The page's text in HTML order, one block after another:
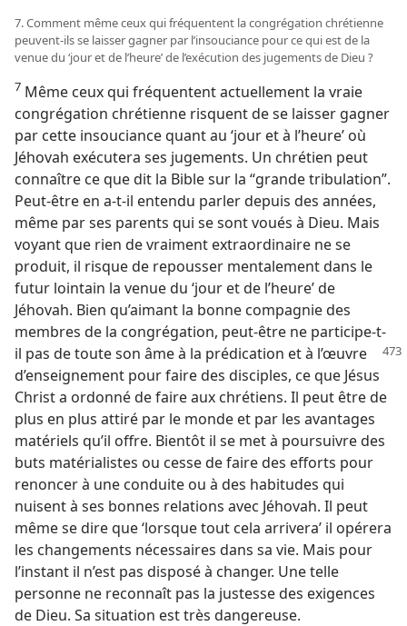
7. Comment même ceux qui fréquentent la congrégation chrétienne
peuvent-​ils se laisser gagner par l’insouciance pour ce qui est de la
venue du ‘jour et de l’heure’ de l’exécution des jugements de Dieu ?
7 Même ceux qui fréquentent actuellement la vraie
congrégation chrétienne risquent de se laisser gagner
par cette insouciance quant au ‘jour et à l’heure’ où
Jéhovah exécutera ses jugements. Un chrétien peut
connaître ce que dit la Bible sur la “grande tribulation”.
Peut-être en a-​t-​il entendu parler depuis des années,
même par ses parents qui se sont voués à Dieu. Mais
voyant que rien de vraiment extraordinaire ne se
produit, il risque de repousser mentalement dans le
futur lointain la venue du ‘jour et de l’heure’ de
Jéhovah. Bien qu’aimant la bonne compagnie des
membres de la congrégation, peut-être ne participe-​t-​
il pas de toute son âme à la prédication et à l’œuvre
d’enseignement pour faire des disciples, ce que Jésus
Christ a ordonné de faire aux chrétiens. Il peut être de
plus en plus attiré par le monde et par les avantages
matériels qu’il offre. Bientôt il se met à poursuivre des
buts matérialistes ou cesse de faire des efforts pour
renoncer à une conduite ou à des habitudes qui
nuisent à ses bonnes relations avec Jéhovah. Il peut
même se dire que ‘lorsque tout cela arrivera’ il opérera
les changements nécessaires dans sa vie. Mais pour
l’instant il n’est pas disposé à changer. Une telle
personne ne reconnaît pas la justesse des exigences
de Dieu. Sa situation est très dangereuse.